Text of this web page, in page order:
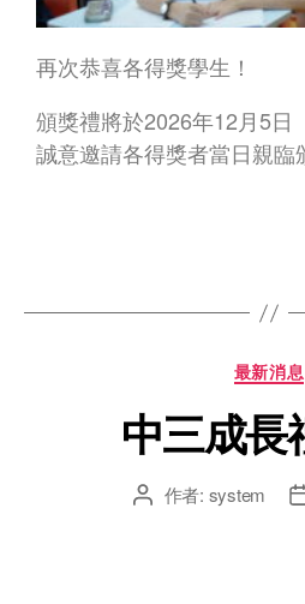
再次恭喜各得獎學生！
頒獎禮將於2026年12 月 5 日
誠意邀請各得獎者當日親臨
最新消息
中三成長
作者: system